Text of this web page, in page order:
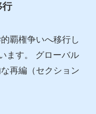
行
覇権争いへ移行し
ます。 グローバル
再編（セクション